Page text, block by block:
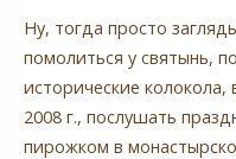
Ну, тогда просто
помолиться у святынь,
исторические
2008 г., послушать
пирожком в